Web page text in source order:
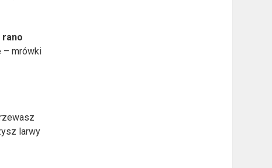
rano
– mrówki
larwy